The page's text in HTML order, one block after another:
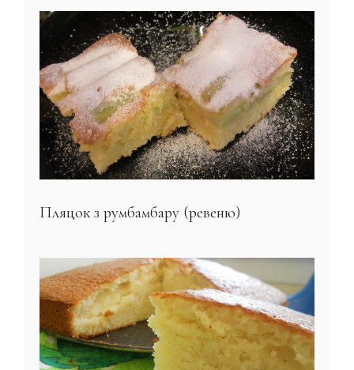
Пляцок з румбамбару (ревеню)